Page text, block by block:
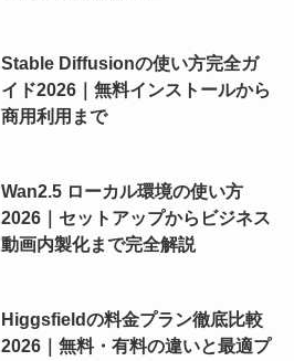
Stable Diffusionの使い方完全ガ
イド2026｜無料インストールから
商用利用まで
Wan2.5 ローカル環境の使い方
2026｜セットアップからビジネス
動画内製化まで完全解説
Higgsfieldの料金プラン徹底比較
2026｜無料・有料の違いと最適プ